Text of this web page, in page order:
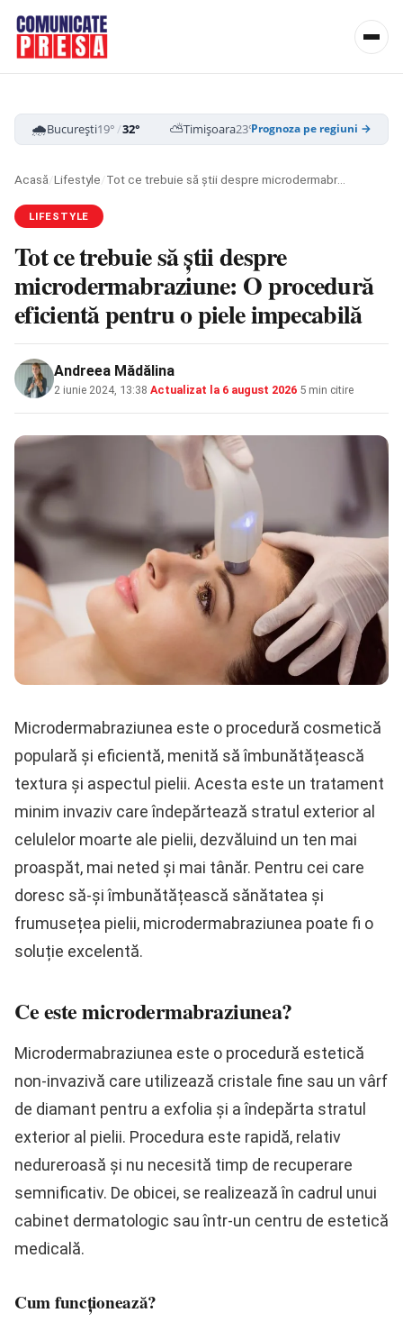
🌧️București19°/32° ⛅Timișoara23°/35° ☁️Cluj-Napoca
Prognoza pe regiuni →
Acasă/Lifestyle/ Tot ce trebuie să știi despre microdermabraziune: O procedură eficientă pentru o piele impecabilă
LIFESTYLE
Tot ce trebuie să știi despre
microdermabraziune: O procedură
eficientă pentru o piele impecabilă
Andreea Mădălina
2 iunie 2024, 13:38 Actualizat la 6 august 2026 5 min citire
Microdermabraziunea este o procedură cosmetică
populară și eficientă, menită să îmbunătățească
textura și aspectul pielii. Acesta este un tratament
minim invaziv care îndepărtează stratul exterior al
celulelor moarte ale pielii, dezvăluind un ten mai
proaspăt, mai neted și mai tânăr. Pentru cei care
doresc să-și îmbunătățească sănătatea și
frumusețea pielii, microdermabraziunea poate fi o
soluție excelentă.
Ce este microdermabraziunea?
Microdermabraziunea este o procedură estetică
non-invazivă care utilizează cristale fine sau un vârf
de diamant pentru a exfolia și a îndepărta stratul
exterior al pielii. Procedura este rapidă, relativ
nedureroasă și nu necesită timp de recuperare
semnificativ. De obicei, se realizează în cadrul unui
cabinet dermatologic sau într-un centru de estetică
medicală.
Cum funcționează?